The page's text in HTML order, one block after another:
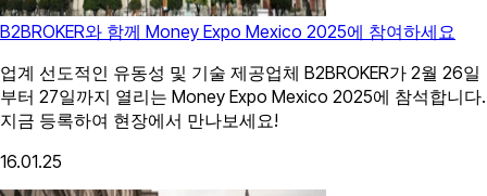
B2BROKER와 함께 Money Expo Mexico 2025에 참여하세요
업계 선도적인 유동성 및 기술 제공업체 B2BROKER가 2월 26일
부터 27일까지 열리는 Money Expo Mexico 2025에 참석합니다.
지금 등록하여 현장에서 만나보세요!
16.01.25